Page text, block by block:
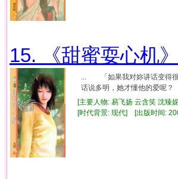
15. 《甜蜜耍心机》
... 「如果我对妳讲话变
话说多明，她才懂他的爱呢
[主要人物: 易飞扬 云含笑 沈
[时代背景: 现代] [出版时间: